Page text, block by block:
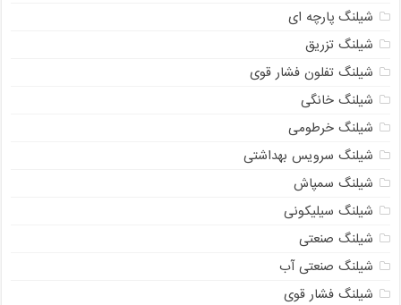
شیلنگ پارچه‌ ای
شیلنگ تزریق
شیلنگ تفلون فشار قوی
شیلنگ خانگی
شیلنگ خرطومی
شیلنگ سرویس بهداشتی
شیلنگ سمپاش
شیلنگ سیلیکونی
شیلنگ صنعتی
شیلنگ صنعتی آب
شیلنگ فشار قوی